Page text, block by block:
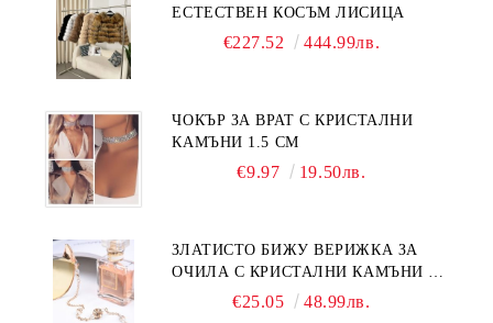
ЕСТЕСТВЕН КОСЪМ ЛИСИЦА
€227.52 444.99лв.
ЧОКЪР ЗА ВРАТ С КРИСТАЛНИ
КАМЪНИ 1.5 СМ
€9.97 19.50лв.
ЗЛАТИСТО БИЖУ ВЕРИЖКА ЗА
ОЧИЛА С КРИСТАЛНИ КАМЪНИ И
€25.05 48.99лв.